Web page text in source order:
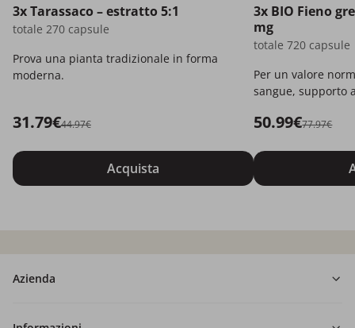
3x Tarassaco – estratto 5:1
totale 270 capsule
Prova una pianta tradizionale in forma
moderna.
31.79€44.97€
Acquista
3x BIO Fieno
mg
totale 720 capsule
Per un valore
sangue, supporto
50.99€77.97€
Azienda